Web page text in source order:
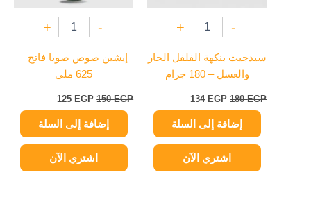
-
+
سيدجيت بنكهة الفلفل الحار
والعسل – 180 جرام
180EGP
134 EGP
إضافة إلى السلة
اشتري الآن
-
+
إيشين صوص صويا فاتح –
625 ملي
150EGP
125 EGP
إضافة إلى السلة
اشتري الآن